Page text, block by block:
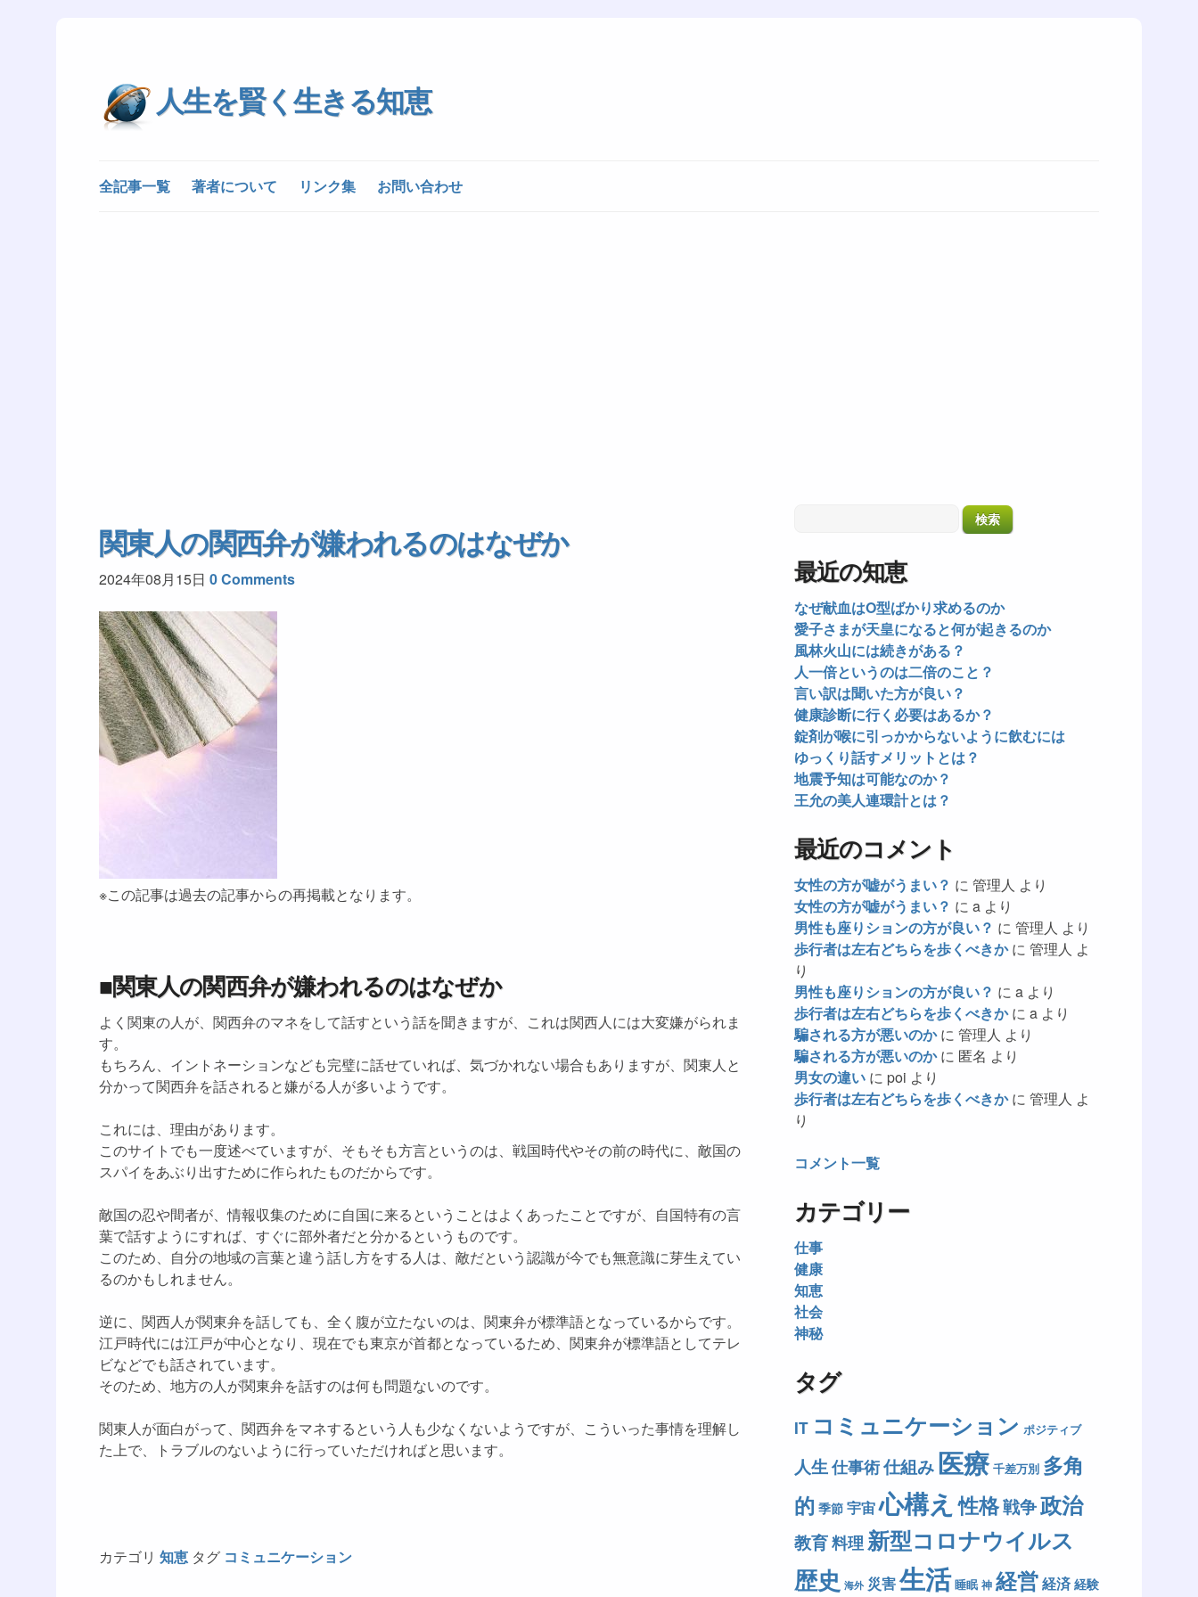
人生を賢く生きる知恵
全記事一覧 著者について リンク集 お問い合わせ
関東人の関西弁が嫌われるのはなぜか
2024年08月15日 0 Comments
※この記事は過去の記事からの再掲載となります。
■関東人の関西弁が嫌われるのはなぜか
よく関東の人が、関西弁のマネをして話すという話を聞きますが、これは関西人には大変嫌がられま
す。
もちろん、イントネーションなども完璧に話せていれば、気づかれない場合もありますが、関東人と
分かって関西弁を話されると嫌がる人が多いようです。
これには、理由があります。
このサイトでも一度述べていますが、そもそも方言というのは、戦国時代やその前の時代に、敵国の
スパイをあぶり出すために作られたものだからです。
敵国の忍や間者が、情報収集のために自国に来るということはよくあったことですが、自国特有の言
葉で話すようにすれば、すぐに部外者だと分かるというものです。
このため、自分の地域の言葉と違う話し方をする人は、敵だという認識が今でも無意識に芽生えてい
るのかもしれません。
逆に、関西人が関東弁を話しても、全く腹が立たないのは、関東弁が標準語となっているからです。
江戸時代には江戸が中心となり、現在でも東京が首都となっているため、関東弁が標準語としてテレ
ビなどでも話されています。
そのため、地方の人が関東弁を話すのは何も問題ないのです。
関東人が面白がって、関西弁をマネするという人も少なくないようですが、こういった事情を理解し
た上で、トラブルのないように行っていただければと思います。
カテゴリ 知恵 タグ コミュニケーション
最近の知恵
なぜ献血はO型ばかり求めるのか
愛子さまが天皇になると何が起きるのか
風林火山には続きがある？
人一倍というのは二倍のこと？
言い訳は聞いた方が良い？
健康診断に行く必要はあるか？
錠剤が喉に引っかからないように飲むには
ゆっくり話すメリットとは？
地震予知は可能なのか？
王允の美人連環計とは？
最近のコメント
女性の方が嘘がうまい？ に 管理人 より
女性の方が嘘がうまい？ に a より
男性も座りションの方が良い？ に 管理人 より
歩行者は左右どちらを歩くべきかに 管理人 よ
り
男性も座りションの方が良い？ に a より
歩行者は左右どちらを歩くべきかに a より
騙される方が悪いのかに 管理人 より
騙される方が悪いのかに 匿名 より
男女の違い に poi より
歩行者は左右どちらを歩くべきかに 管理人 よ
り
コメント一覧
カテゴリー
仕事
健康
知恵
社会
神秘
タグ
IT コミュニケーション ポジティブ
人生仕事術仕組み医療 千差万別 多角
的 季節 宇宙心構え 性格戦争政治
教育料理 新型コロナウイルス
歴史 海外 災害生活 睡眠 神 経営経済 経験